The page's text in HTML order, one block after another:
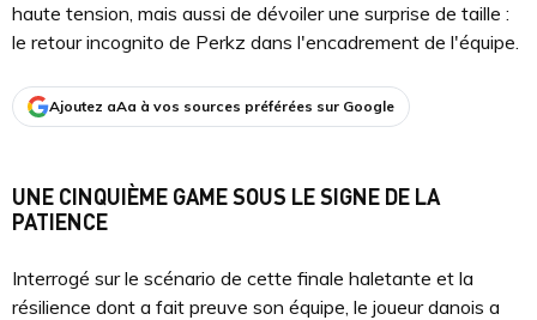
haute tension, mais aussi de dévoiler une surprise de taille :
le retour incognito de Perkz dans l'encadrement de l'équipe.
Ajoutez aAa à vos sources préférées sur Google
UNE CINQUIÈME GAME SOUS LE SIGNE DE LA
PATIENCE
Interrogé sur le scénario de cette finale haletante et la
résilience dont a fait preuve son équipe, le joueur danois a